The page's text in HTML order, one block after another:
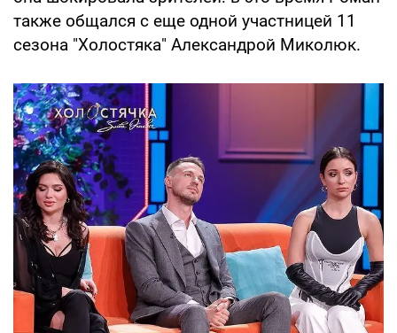
также общался с еще одной участницей 11
сезона "Холостяка" Александрой Миколюк.